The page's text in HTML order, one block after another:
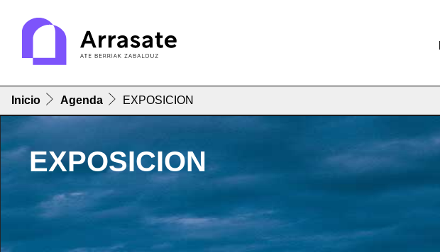
Inicio Agenda EXPOSICION
EXPOSICION